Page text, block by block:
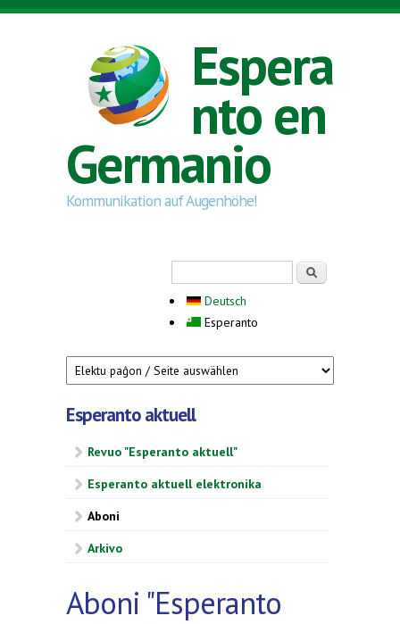
Skip to main content
Espera
nto en
Germanio
Kommunikation auf Augenhöhe!
Deutsch
Esperanto
Esperanto aktuell
Revuo "Esperanto aktuell"
Esperanto aktuell elektronika
Aboni
Arkivo
Aboni "Esperanto